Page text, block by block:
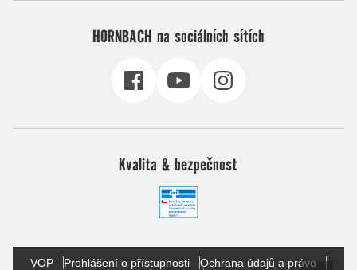
HORNBACH na sociálních sítích
Kvalita & bezpečnost
VOP Prohlášení o přístupnosti
Ochrana údajů a právo